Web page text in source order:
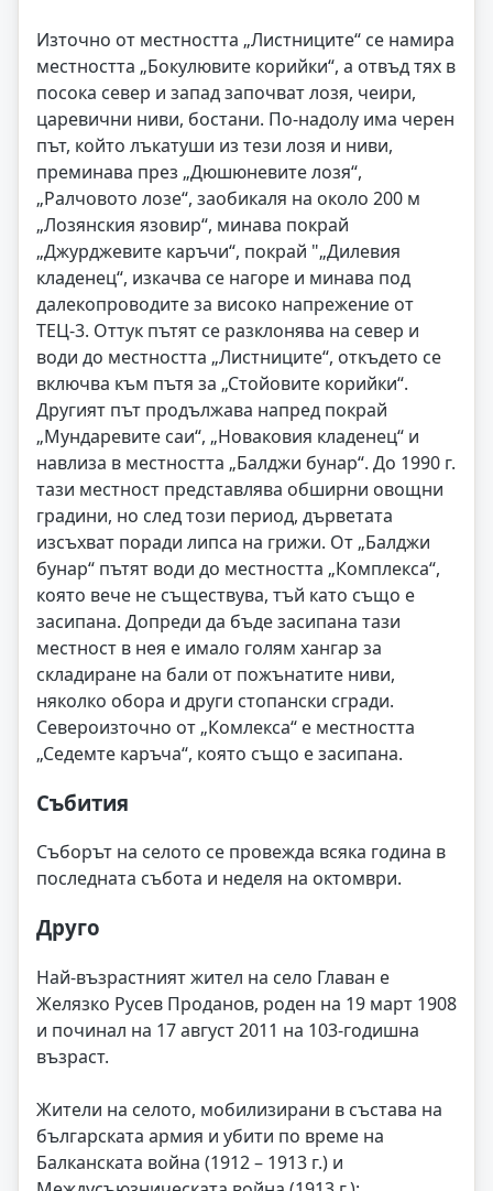
Източно от местността „Листниците“ се намира
местността „Бокулювите корийки“, а отвъд тях в
посока север и запад започват лозя, чеири,
царевични ниви, бостани. По-надолу има черен
път, който лъкатуши из тези лозя и ниви,
преминава през „Дюшюневите лозя“,
„Ралчовото лозе“, заобикаля на около 200 м
„Лозянския язовир“, минава покрай
„Джурджевите каръчи“, покрай "„Дилевия
кладенец“, изкачва се нагоре и минава под
далекопроводите за високо напрежение от
ТЕЦ-3. Оттук пътят се разклонява на север и
води до местността „Листниците“, откъдето се
включва към пътя за „Стойовите корийки“.
Другият път продължава напред покрай
„Мундаревите саи“, „Новаковия кладенец“ и
навлиза в местността „Балджи бунар“. До 1990 г.
тази местност представлява обширни овощни
градини, но след този период, дърветата
изсъхват поради липса на грижи. От „Балджи
бунар“ пътят води до местността „Комплекса“,
която вече не съществува, тъй като също е
засипана. Допреди да бъде засипана тази
местност в нея е имало голям хангар за
складиране на бали от пожънатите ниви,
няколко обора и други стопански сгради.
Североизточно от „Комлекса“ е местността
„Седемте каръча“, която също е засипана.
Събития
Съборът на селото се провежда всяка година в
последната събота и неделя на октомври.
Друго
Най-възрастният жител на село Главан е
Желязко Русев Проданов, роден на 19 март 1908
и починал на 17 август 2011 на 103-годишна
възраст.
Жители на селото, мобилизирани в състава на
българската армия и убити по време на
Балканската война (1912 – 1913 г.) и